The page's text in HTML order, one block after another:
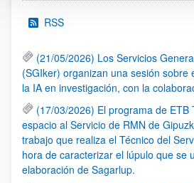
RSS
(21/05/2026) Los Servicios
(SGIker) organizan una sesión sobre
la IA en investigación, con la
(17/03/2026) El programa de ETB
espacio al Servicio de RMN de
trabajo que realiza el Técnico del
hora de caracterizar el lúpulo que se
elaboración de Sagarlup.